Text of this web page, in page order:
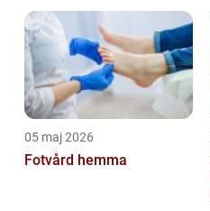
05 maj 2026
Fotvård hemma